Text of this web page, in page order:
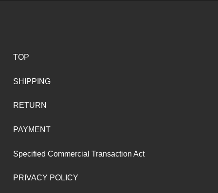
TOP
SHIPPING
RETURN
PAYMENT
Specified Commercial Transaction Act
PRIVACY POLICY